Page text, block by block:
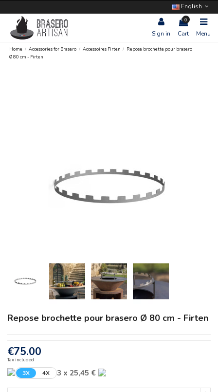
English
Sign in
0
Cart Menu
Home Accessories for Brasero Accessoires Firten
Repose brochette pour brasero
Ø 80 cm - Firten
Repose brochette pour brasero Ø 80 cm - Firten
€75.00
Tax included
3X 4X 3 x 25,45 €